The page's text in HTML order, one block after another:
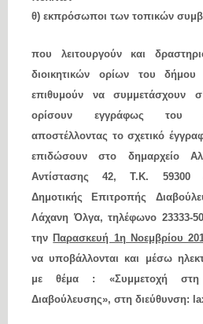
θ) εκπρόσωποι των τοπικών
που λειτουργούν και
διοικητικών ορίων του δήμου
επιθυμούν να συμμετάσχουν
ορίσουν εγγράφως του
αποστέλλοντας το σχετικό
επιδώσουν στο δημαρχείο
Αντίστασης 42, Τ.Κ. 59300
Δημοτικής Επιτροπής
Λάχανη Όλγα, τηλέφωνο 23333-
την Παρασκευή 1η Νοεμβρίου
να υποβάλλονται και μέσω
με θέμα : «Συμμετοχή στη
Διαβούλευσης», στη διεύθυνση: